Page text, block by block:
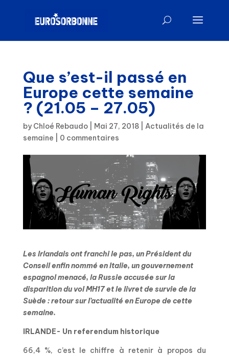
Que s’est-il passé en
Europe cette semaine
? (21.05 – 27.05)
by Chloé Rebaudo| Mai 27, 2018| Actualités de la
semaine
0 commentaires
Les Irlandais ont franchi le pas, un Président du
Conseil enfin nommé en Italie, un gouvernement
espagnol menacé, la Russie accusée sur la
disparition du vol MH17 et le livret de survie de la
Suède : retour sur l’actualité en Europe de cette
semaine.
IRLANDE- Un referendum historique
66,4 %, c’est le chiffre à retenir à propos du